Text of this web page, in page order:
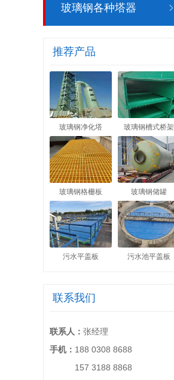
玻璃钢各种塔器
推荐产品
玻璃钢净化塔 玻璃钢槽式桥架
玻璃钢格栅板 玻璃钢储罐
污水平盖板 污水池平盖板
联系我们
联系人： 张经理
手机： 188 0308 8688
157 3188 8868